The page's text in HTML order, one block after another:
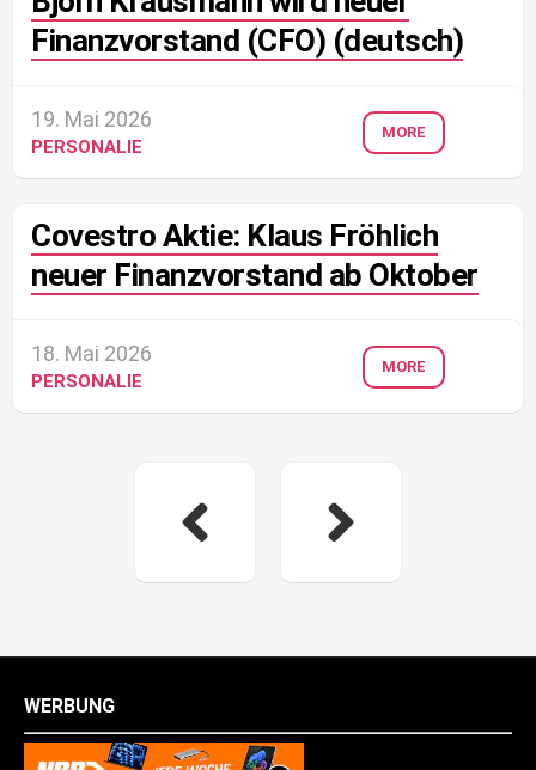
Finanzvorstand (CFO) (deutsch)
19. Mai 2026
PERSONALIE
MORE
Covestro Aktie: Klaus Fröhlich
neuer Finanzvorstand ab Oktober
18. Mai 2026
PERSONALIE
MORE
WERBUNG